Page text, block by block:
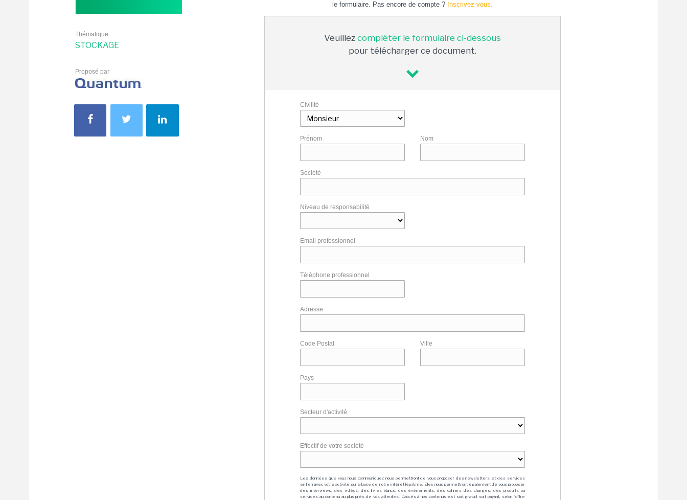
Thématique
STOCKAGE
Proposé par
le formulaire. Pas encore de compte ? Inscrivez-vous.
Veuillez compléter le formulaire ci-dessous
pour télécharger ce document.
Civilité
Prénom Nom
Société
Niveau de responsabilité
Email professionnel
Téléphone professionnel
Adresse
Code Postal Ville
Pays
Secteur d'activité
Effectif de votre société
Les données que vous nous communiquez nous permettront de vous proposer des newsletters et des services
en lien avec votre activité sur la base de notre intérêt légitime. Elles nous permettront également de vous proposer
des interviews, des vidéos, des livres blancs, des événements, des cahiers des charges, des produits ou
services au contenu au plus près de vos attentes. L'accès à nos contenus est soit gratuit soit payant, selon l'offre